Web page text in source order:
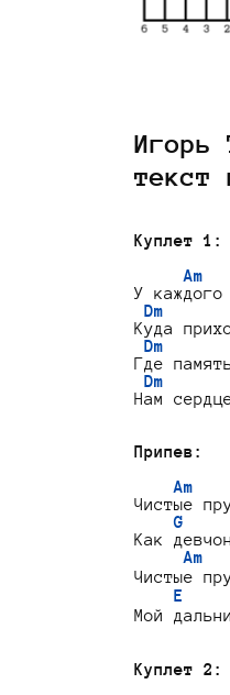
Игорь
текст
Куплет 1:
У
Dm
Куда
Dm
Где
Dm
Нам
Припев:
Am
Чистые
G
Как
Am
Чистые
E
Мой
Куплет 2: